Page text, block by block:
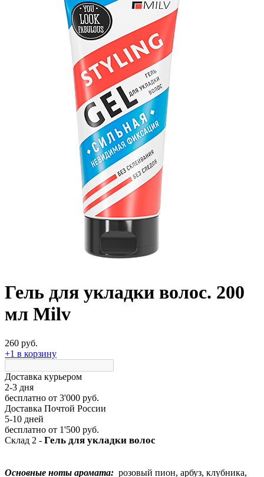
Гель для укладки волос. 200
мл Milv
260 руб.
+1 в корзину
Доставка курьером
2-3 дня
бесплатно от 3'000 руб.
Доставка Почтой России
5-10 дней
бесплатно от 1'500 руб.
Склад 2 - Гель для укладки волос
Основные ноты аромата: розовый пион, арбуз, клубника,